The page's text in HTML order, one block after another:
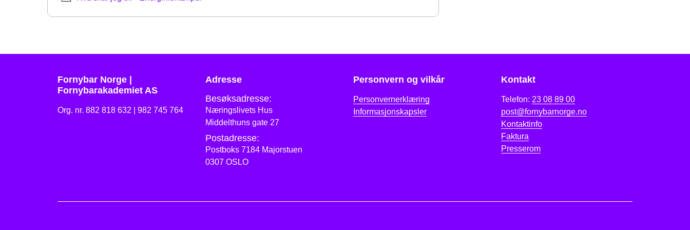
Fornybar Norge |
Fornybarakademiet AS
Org. nr. 882 818 632 | 982 745 764
Adresse
Besøksadresse:
Næringslivets Hus
Middelthuns gate 27
Postadresse:
Postboks 7184 Majorstuen
0307 OSLO
Personvern og vilkår
Personvernerklæring
Informasjonskapsler
Kontakt
Telefon: 23 08 89 00
post@fornybarnorge.no
Kontaktinfo
Faktura
Presserom